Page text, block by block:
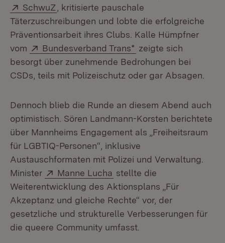
Extern:
SchwuZ (Öffnet in neuem Fenster)
, kritisierte pauschale
Täterzuschreibungen und lobte die erfolgreiche
Präventionsarbeit ihres Clubs. Kalle Hümpfner
vom
Extern:
Bundesverband Trans* (Öffnet in neuem
zeigte sich
besorgt über zunehmende Bedrohungen bei
CSDs, teils mit Polizeischutz oder gar Absagen.
Dennoch blieb die Runde an diesem Abend auch
optimistisch. Sören Landmann-Korsten berichtete
über Mannheims Engagement als „Freiheitsraum
für LGBTIQ-Personen“, inklusive
Austauschformaten mit Polizei und Verwaltung.
Minister
Extern:
Manne Lucha (Öffnet in neuem Fenster)
stellte die
Weiterentwicklung des Aktionsplans „Für
Akzeptanz und gleiche Rechte“ vor, der
gesetzliche und strukturelle Verbesserungen für
die queere Community umfasst.